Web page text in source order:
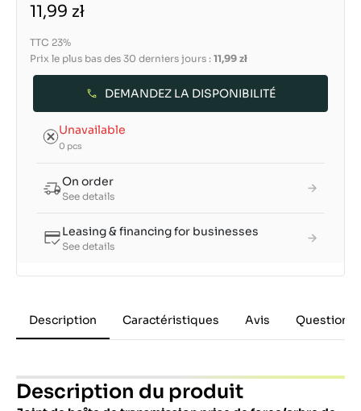
11,99 zł
TTC 23%
Prix le plus bas des 30 derniers jours : 11,99 zł
DEMANDEZ LA DISPONIBILITÉ
Unavailable
0 pcs
On order
See details
Leasing & financing for businesses
See details
Description Caractéristiques Avis Questions
Description du produit